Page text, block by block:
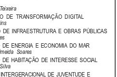
DE  TRANSFORMAÇÃO  DIGITAL
DE  INFRAESTRUTURA  E  OBRAS  PÚBLICAS
ENERGIA  E  ECONOMIA  DO  MAR
Soares
HABITAÇÃO  DE  INTERESSE  SOCIAL
DE JUVENTUDE E